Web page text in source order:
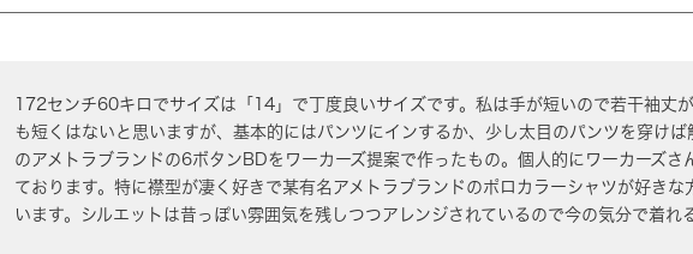
172センチ60キロでサイズは「14」で丁度良いサイズです。私は手が短いので若干袖丈
も短くはないと思いますが、基本的にはパンツにインするか、少し太目のパンツを穿け
のアメトラブランドの6ボタンBDをワーカーズ提案で作ったもの。個人的にワーカーズ
ております。特に襟型が凄く好きで某有名アメトラブランドのポロカラーシャツが好き
います。シルエットは昔っぽい雰囲気を残しつつアレンジされているので今の気分で着れ